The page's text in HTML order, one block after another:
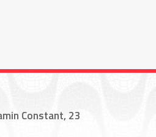
Constant, 23